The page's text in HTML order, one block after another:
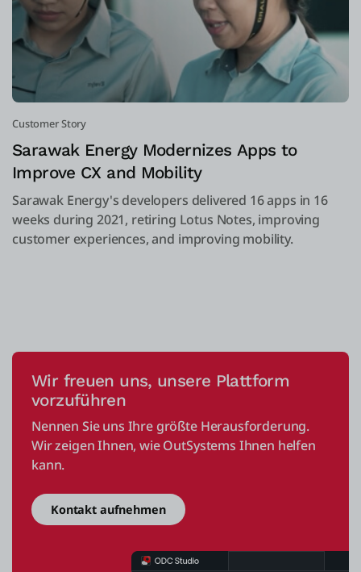
Customer Story
Sarawak Energy Modernizes Apps to
Improve CX and Mobility
Sarawak Energy's developers delivered 16 apps in 16
weeks during 2021, retiring Lotus Notes, improving
customer experiences, and improving mobility.
Wir freuen uns, unsere Plattform
vorzuführen
Nennen Sie uns Ihre größte Herausforderung.
Wir zeigen Ihnen, wie OutSystems Ihnen helfen
kann.
Kontakt aufnehmen